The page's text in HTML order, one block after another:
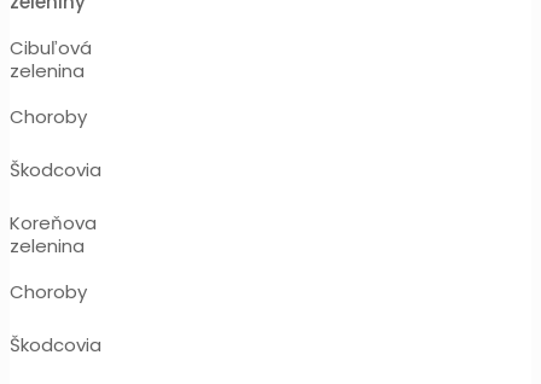
Cibuľová
zelenina
Choroby
Škodcovia
Koreňova
zelenina
Choroby
Škodcovia